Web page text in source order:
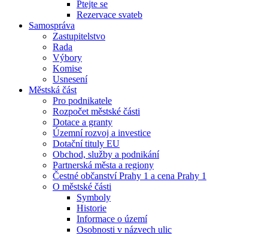
Ptejte se
Rezervace svateb
Samospráva
Zastupitelstvo
Rada
Výbory
Komise
Usnesení
Městská část
Pro podnikatele
Rozpočet městské části
Dotace a granty
Územní rozvoj a investice
Dotační tituly EU
Obchod, služby a podnikání
Partnerská města a regiony
Čestné občanství Prahy 1 a cena Prahy 1
O městské části
Symboly
Historie
Informace o území
Osobnosti v názvech ulic